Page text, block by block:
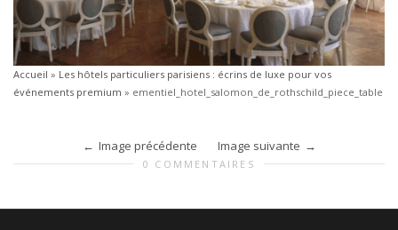
Accueil » Les hôtels particuliers parisiens : écrins de luxe pour vos
événements premium » ementiel_hotel_salomon_de_rothschild_piece_table
Image précédente Image suivante
0 COMMENTAIRES